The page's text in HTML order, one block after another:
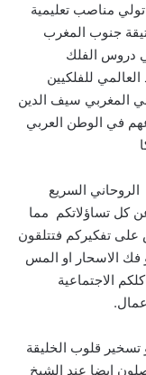
مناصب تعليمية
جنوب المغرب
دروس الفلك
للفلكيين
المغربي سيف الدين
في الوطن العربي
السريع
كل تساؤلاتكم مما
تفكيركم فتتلقون
فك الاسحار او المس
الاجتماعية
قلوب الخليقة
ايضا عند الشيخ